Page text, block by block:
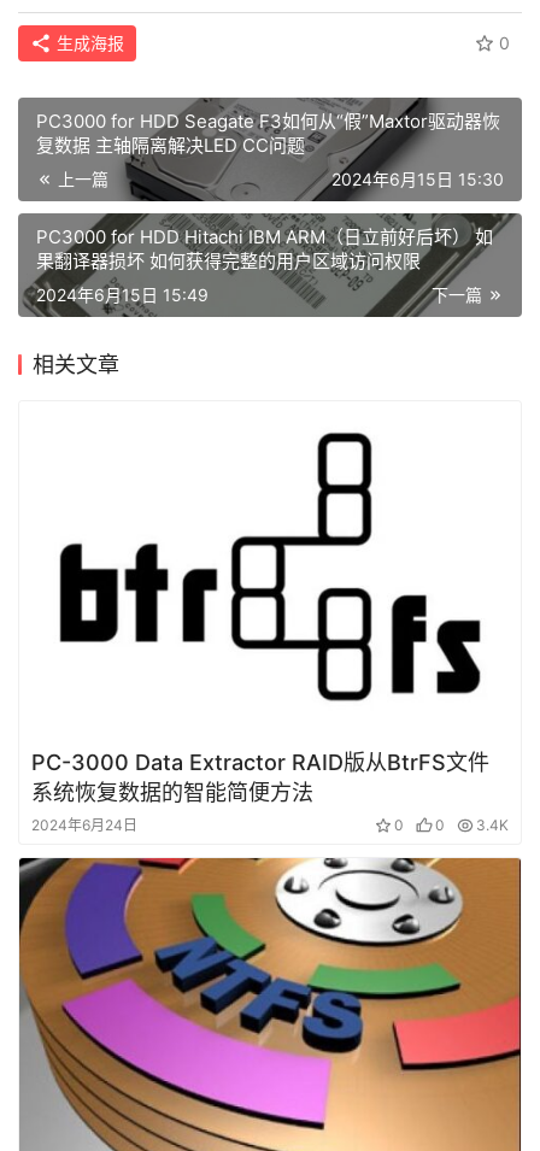
生成海报 0
PC3000 for HDD Seagate F3如何从“假”Maxtor驱动器恢
复数据 主轴隔离解决LED CC问题
上一篇 2024年6月15日 15:30
PC3000 for HDD Hitachi IBM ARM（日立前好后坏） 如
果翻译器损坏 如何获得完整的用户区域访问权限
下一篇
2024年6月15日 15:49
相关文章
PC-3000 Data Extractor RAID版从BtrFS文件
系统恢复数据的智能简便方法
2024年6月24日 0 0 3.4K